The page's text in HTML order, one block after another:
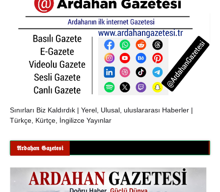
Sınırları Biz Kaldırdık | Yerel, Ulusal, uluslararası Haberler |
Türkçe, Kürtçe, İngilizce Yayınlar
𝕬𝖗𝖉𝖆𝖍𝖆𝖓 𝕲𝖆𝖟𝖊𝖙𝖊𝖘𝖎